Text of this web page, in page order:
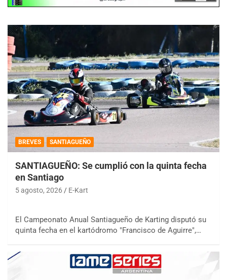
BREVES SANTIAGUEÑO
SANTIAGUEÑO: Se cumplió con la quinta fecha
en Santiago
5 agosto, 2026 E-Kart
El Campeonato Anual Santiagueño de Karting disputó su
quinta fecha en el kartódromo "Francisco de Aguirre",…